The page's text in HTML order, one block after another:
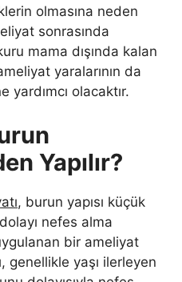
olmasına neden
sonrasında
mama dışında kalan
yaralarının da
yardımcı olacaktır.
Yapılır?
, burun yapısı küçük
nefes alma
bir ameliyat
genellikle yaşı ilerleyen